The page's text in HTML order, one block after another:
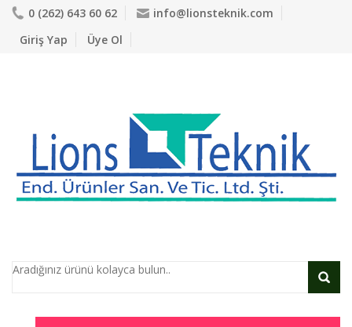
0 (262) 643 60 62
info@lionsteknik.com
Giriş Yap
Üye Ol